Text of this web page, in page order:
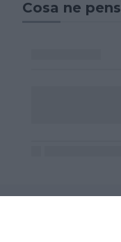
Cosa ne